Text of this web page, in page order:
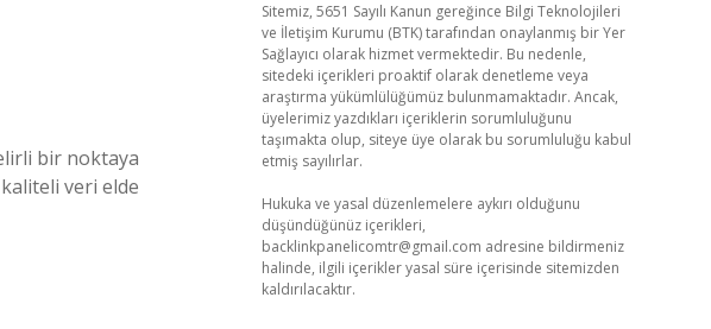
bir noktaya
veri elde
Sitemiz, 5651 Sayılı Kanun gereğince Bilgi Teknolojileri
ve İletişim Kurumu (BTK) tarafından onaylanmış bir Yer
Sağlayıcı olarak hizmet vermektedir. Bu nedenle,
sitedeki içerikleri proaktif olarak denetleme veya
araştırma yükümlülüğümüz bulunmamaktadır. Ancak,
üyelerimiz yazdıkları içeriklerin sorumluluğunu
taşımakta olup, siteye üye olarak bu sorumluluğu kabul
etmiş sayılırlar.
Hukuka ve yasal düzenlemelere aykırı olduğunu
düşündüğünüz içerikleri,
backlinkpanelicomtr@gmail.com adresine bildirmeniz
halinde, ilgili içerikler yasal süre içerisinde sitemizden
kaldırılacaktır.